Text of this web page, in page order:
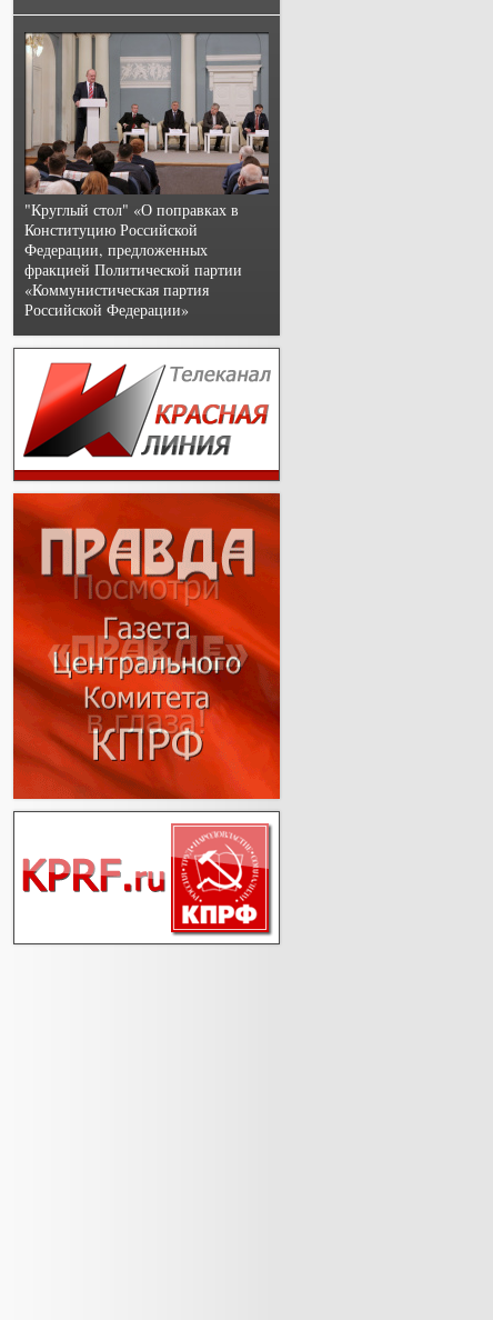
"Круглый стол" «О поправках в
Конституцию Российской
Федерации, предложенных
фракцией Политической партии
«Коммунистическая партия
Российской Федерации»